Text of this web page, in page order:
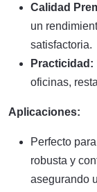
Calidad
un
satisfactoria.
Practicidad:
oficinas,
Aplicaciones:
Perfecto
robusta y
asegurando